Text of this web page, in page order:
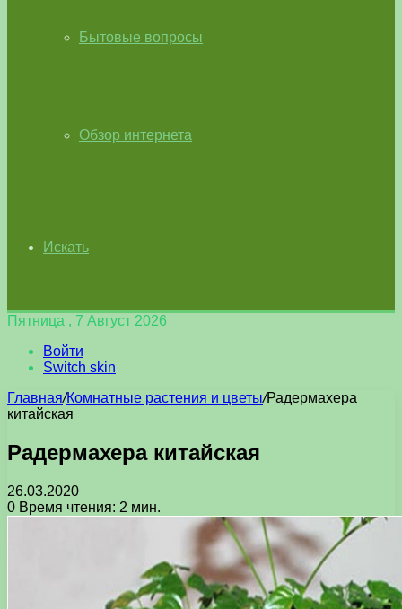
Бытовые вопросы
Обзор интернета
Искать
Пятница , 7 Август 2026
Войти
Switch skin
Главная/Комнатные растения и цветы/Радермахера
китайская
Радермахера китайская
26.03.2020
0 Время чтения: 2 мин.